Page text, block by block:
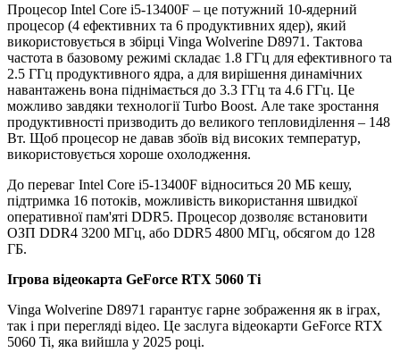
Процесор Intel Core i5-13400F – це потужний 10-ядерний
процесор (4 ефективних та 6 продуктивних ядер), який
використовується в збірці Vinga Wolverine D8971. Тактова
частота в базовому режимі складає 1.8 ГГц для ефективного та
2.5 ГГц продуктивного ядра, а для вирішення динамічних
навантажень вона піднімається до 3.3 ГГц та 4.6 ГГц. Це
можливо завдяки технології Turbo Boost. Але таке зростання
продуктивності призводить до великого тепловиділення – 148
Вт. Щоб процесор не давав збоїв від високих температур,
використовується хороше охолодження.
До переваг Intel Core i5-13400F відноситься 20 МБ кешу,
підтримка 16 потоків, можливість використання швидкої
оперативної пам'яті DDR5. Процесор дозволяє встановити
ОЗП DDR4 3200 МГц, або DDR5 4800 МГц, обсягом до 128
ГБ.
Ігрова відеокарта GeForce RTX 5060 Ti
Vinga Wolverine D8971 гарантує гарне зображення як в іграх,
так і при перегляді відео. Це заслуга відеокарти GeForce RTX
5060 Ti, яка вийшла у 2025 році.